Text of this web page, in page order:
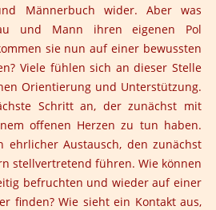
Männerbuch wider. Aber was
und Mann ihren eigenen Pol
sie nun auf einer bewussten
Viele fühlen sich an dieser Stelle
Orientierung und Unterstützung.
Schritt an, der zunächst mit
offenen Herzen zu tun haben.
ehrlicher Austausch, den zunächst
stellvertretend führen. Wie können
befruchten und wieder auf einer
finden? Wie sieht ein Kontakt aus,